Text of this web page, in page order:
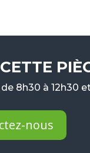
8h30 à 12h30
nous